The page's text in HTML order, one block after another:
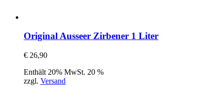
Original Ausseer Zirbener 1 Liter
€ 26,90
Enthält 20% MwSt. 20 %
zzgl. Versand